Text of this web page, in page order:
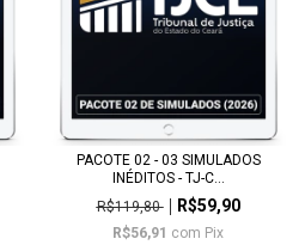
PACOTE 02 - 03 SIMULADOS
INÉDITOS - TJ-C...
R$119,80
R$59,90
R$56,91 com Pix